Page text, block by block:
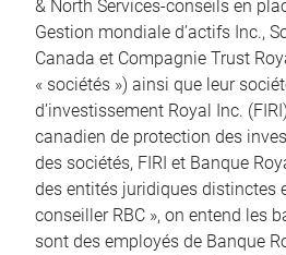
& North Services-conseils en
Gestion mondiale d’actifs Inc.,
Canada et Compagnie Trust
« sociétés ») ainsi que leur
d’investissement Royal Inc.
canadien de protection des
des sociétés, FIRI et Banque
des entités juridiques distinctes
conseiller RBC », on entend les
sont des employés de Banque